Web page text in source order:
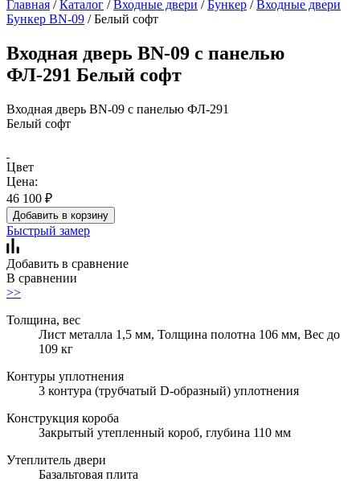
Главная /Каталог /Входные двери /Бункер /Входные двери
Бункер BN-09 / Белый софт
Входная дверь BN-09 с панелью
ФЛ-291 Белый софт
Входная дверь BN-09 с панелью ФЛ-291
Белый софт
Цвет
Цена:
46 100 ₽
Добавить в корзину
Быстрый замер
Добавить в сравнение
В сравнении
>>
Толщина, вес
Лист металла 1,5 мм, Толщина полотна 106 мм, Вес до
109 кг
Контуры уплотнения
3 контура (трубчатый D-образный) уплотнения
Конструкция короба
Закрытый утепленный короб, глубина 110 мм
Утеплитель двери
Базальтовая плита